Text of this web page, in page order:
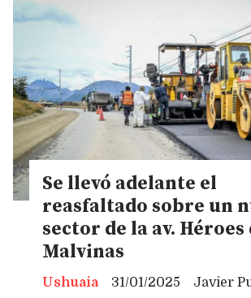
Se llevó adelante el
reasfaltado sobre un
sector de la av. Héroes
Malvinas
Javier
Ushuaia
31/01/2025